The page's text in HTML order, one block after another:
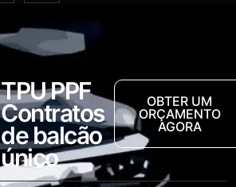
TPU PPF
Contratos
de balcão
único
OBTER UM
ORÇAMENTO
AGORA